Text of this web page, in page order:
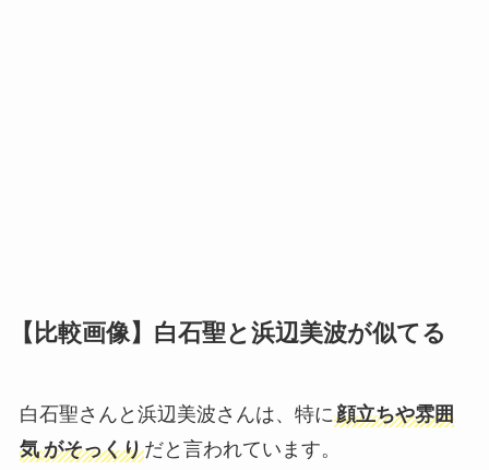
【比較画像】白石聖と浜辺美波が似てる
白石聖さんと浜辺美波さんは、特に顔立ちや雰囲
気 がそっくりだと言われています。